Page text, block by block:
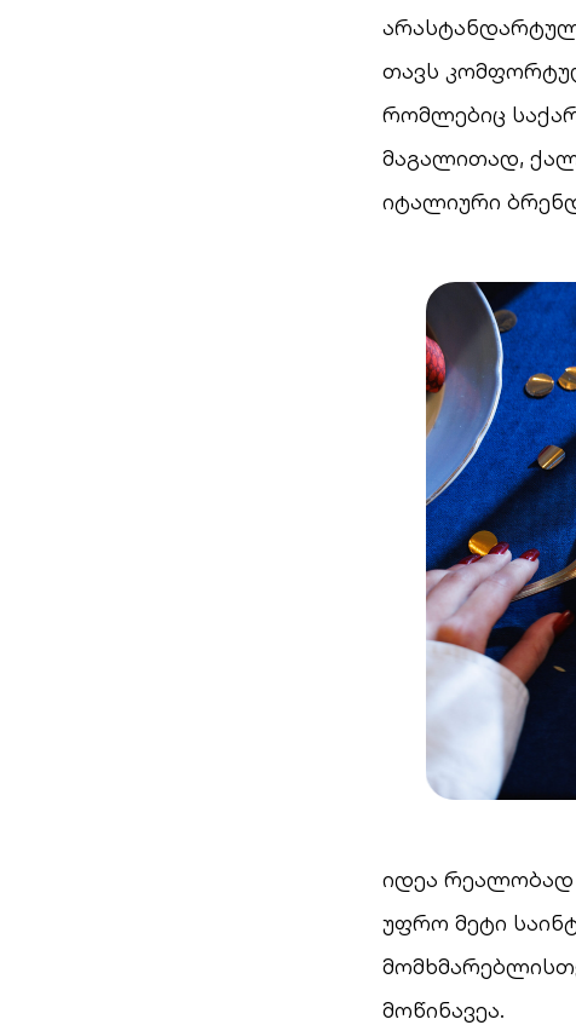
თავს
რომლებიც
მაგალითად,
იტალიური
იდეა რეალობად
უფრო მეტი
მოწინავეა.